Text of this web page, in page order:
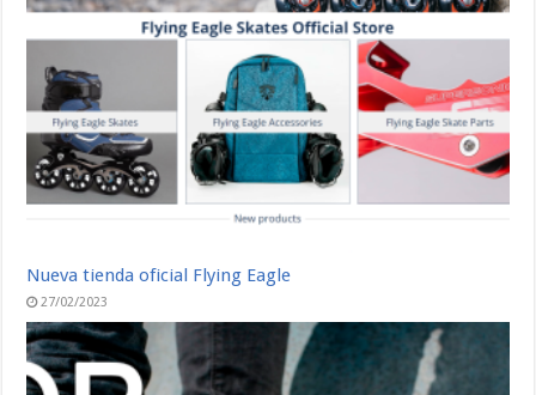
Nueva tienda oficial Flying Eagle
27/02/2023